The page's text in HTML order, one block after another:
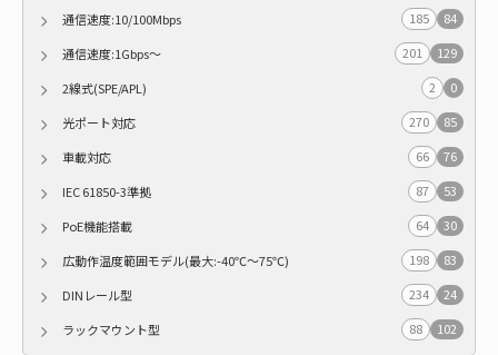
通信速度:10/100Mbps
185
84
通信速度:1Gbps～
201
129
2線式(SPE/APL)
2
0
光ポート対応
270
85
車載対応
66
76
IEC 61850-3準拠
87
53
PoE機能搭載
64
30
広動作温度範囲モデル(最大:-40℃～75℃)
198
83
DINレール型
234
24
ラックマウント型
88 102